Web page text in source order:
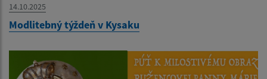
14.10.2025
Modlitebný týždeň v Kysaku